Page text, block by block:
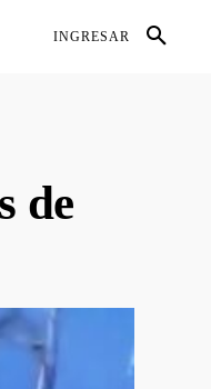
GALERÍASMORE
INGRESAR
de